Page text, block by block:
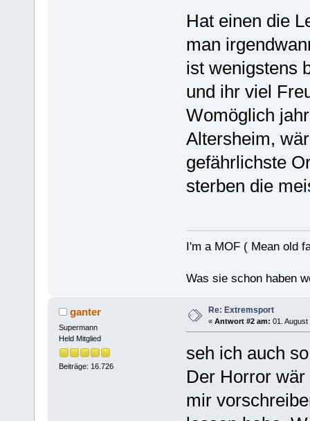
Hat einen die
man
ist wenigstens
und ihr viel
Womöglich
Altersheim,
gefährlichste
sterben die
I'm a MOF ( Mean old
Was sie schon haben
ganter
Supermann
Held Mitglied
Beiträge: 16.726
Re: Extremsport
« Antwort #2 am: 01.
seh ich auch
Der Horror
mir